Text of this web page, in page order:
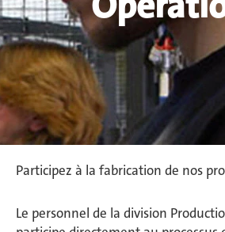
Participez à la fabrication de nos
Le personnel de la division